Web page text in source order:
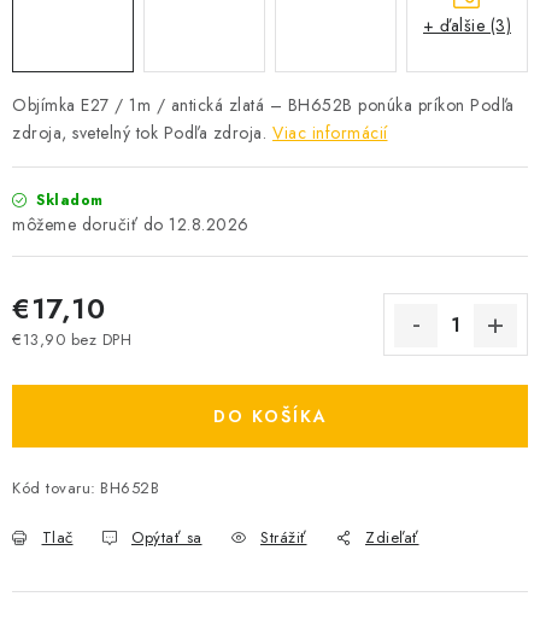
O NÁS - MEGALED & JANTON ZÁKAMENNÉ
Reklamácie a formulár na odstúpenie od zmluvy
O nás - MEGALED & JANTON Zákamenné
Zľavy pre profíkov
Hodnotenie obchodu Moja objednávka
Objímka E27 / 1m / antická zlatá – BH652B ponúka príkon Podľa
zdroja, svetelný tok Podľa zdroja. Viac informácií
Skladom
12.8.2026
€17,10
€13,90 bez DPH
DO KOŠÍKA
Kód tovaru: BH652B
Tlač Opýtať sa Strážiť Zdieľať
+ ďalšie (3)